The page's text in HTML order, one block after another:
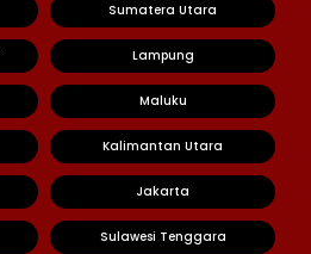
Sumatera Utara
Lampung
Maluku
Kalimantan Utara
Jakarta
Sulawesi Tenggara